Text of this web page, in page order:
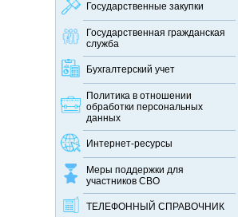
Государственные закупки
Государственная гражданская
служба
Бухгалтерский учет
Политика в отношении
обработки персональных
данных
Интернет-ресурсы
Меры поддержки для
участников СВО
ТЕЛЕФОННЫЙ CПРАВОЧНИК